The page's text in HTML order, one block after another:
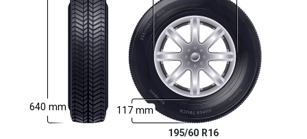
640 mm 117 mm
195/60 R16